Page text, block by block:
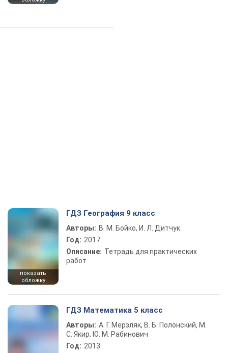
показать
обложку
ГДЗ География 9 класс
Авторы: В. М. Бойко, И. Л. Дитчук
Год: 2017
Описание: Тетрадь для практических
работ
ГДЗ Математика 5 класс
Авторы: А. Г. Мерзляк, В. Б. Полонский, М.
С. Якир, Ю. М. Рабинович
Год: 2013